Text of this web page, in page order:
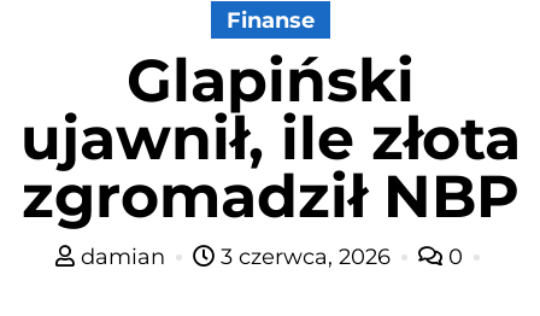
Finanse
​Glapiński
ujawnił, ile złota
zgromadził NBP
damian 3 czerwca, 2026 0